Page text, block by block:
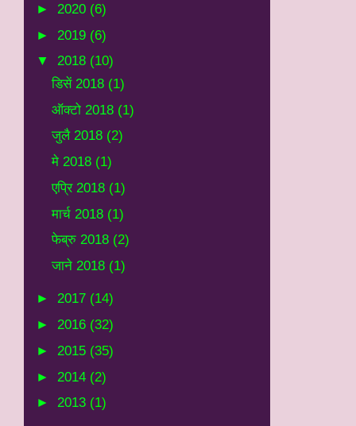
► 2020 (6)
► 2019 (6)
▼ 2018 (10)
डिसें 2018 (1)
ऑक्टो 2018 (1)
जुलै 2018 (2)
मे 2018 (1)
एप्रि 2018 (1)
मार्च 2018 (1)
फेब्रु 2018 (2)
जाने 2018 (1)
► 2017 (14)
► 2016 (32)
► 2015 (35)
► 2014 (2)
► 2013 (1)